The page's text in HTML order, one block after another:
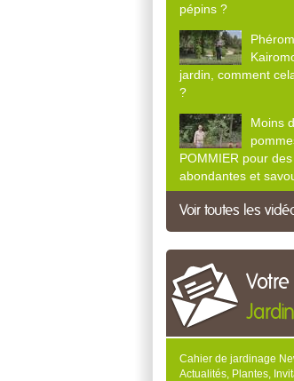
pépins ?
jardin, comment
?
Moins
POMMIER pour
abondantes et
Voir toutes les
Votre
Cahier de jardinage
Actualités, Plantes,